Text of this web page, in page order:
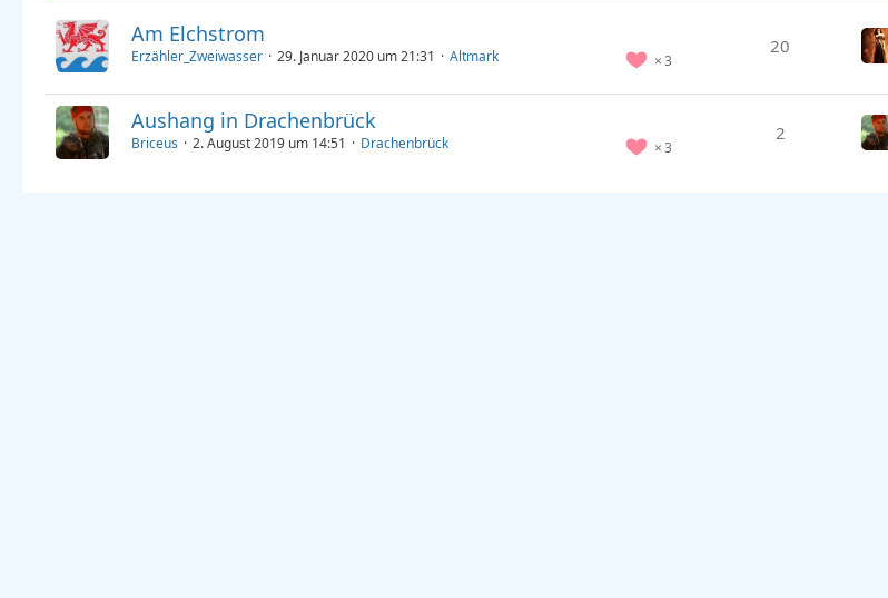
Am Elchstrom
3
Erzähler_Zweiwasser 29. Januar 2020 um 21:31 Altmark 20
Aushang in Drachenbrück
3
Briceus 2. August 2019 um 14:51 Drachenbrück 2